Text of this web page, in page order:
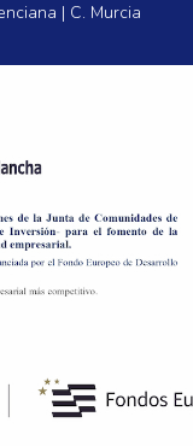
| C. Murcia